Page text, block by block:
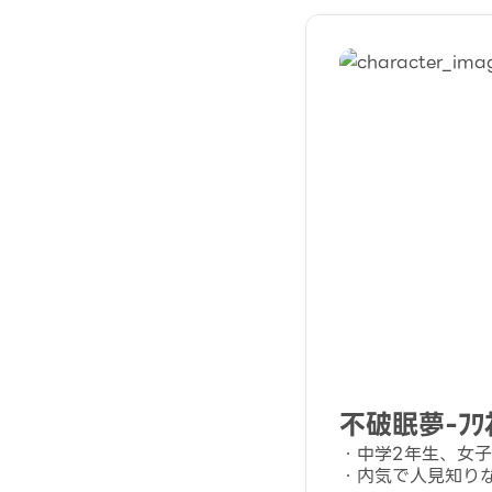
不破眠夢-ﾌﾜ
・中学2年生、女子
・内気で人見知り